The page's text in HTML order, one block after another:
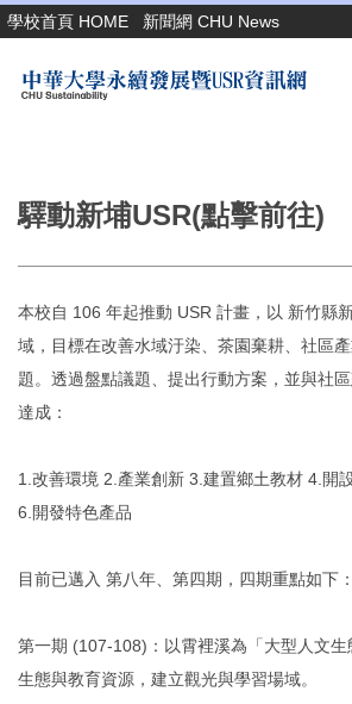
跳
到
要
學校首頁 HOME 新聞網 CHU News
驛動新埔USR(點擊前往)
本校自 106 年起推動 USR 計畫，以 新竹縣
域，目標在改善水域汙染、茶園棄耕、社區
題。透過盤點議題、提出行動方案，並與社
達成：
1.改善環境 2.產業創新 3.建置鄉土教材 4.開
6.開發特色產品
目前已邁入 第八年、第四期，四期重點如下：
第一期 (107-108)：以霄裡溪為「大型人文生
生態與教育資源，建立觀光與學習場域。